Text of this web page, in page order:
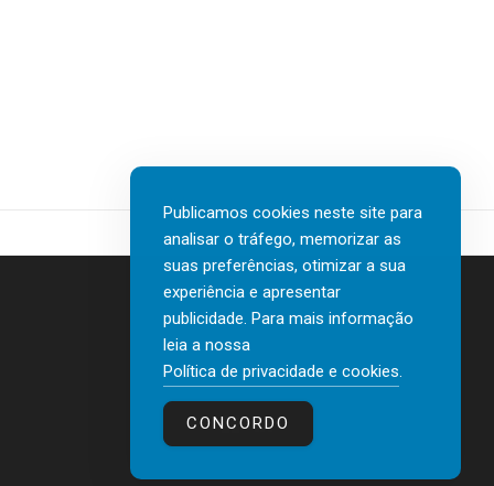
Contactos
Política de privacidade e cookies
Publicamos cookies neste site para
analisar o tráfego, memorizar as
suas preferências, otimizar a sua
experiência e apresentar
publicidade. Para mais informação
leia a nossa
Política de privacidade e cookies.
CONCORDO